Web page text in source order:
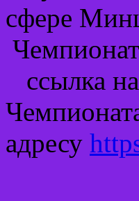
сфере
ссылка
адресу